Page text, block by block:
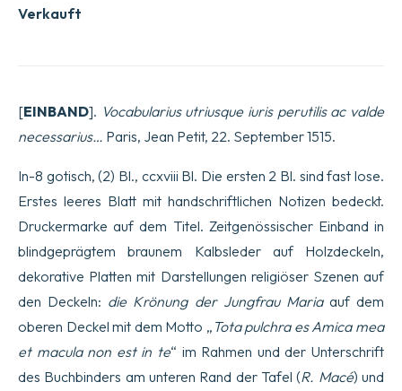
Verkauft
[EINBAND]. Vocabularius utriusque iuris perutilis ac valde
necessarius… Paris, Jean Petit, 22. September 1515.
In-8 gotisch, (2) Bl., ccxviii Bl. Die ersten 2 Bl. sind fast lose.
Erstes leeres Blatt mit handschriftlichen Notizen bedeckt.
Druckermarke auf dem Titel. Zeitgenössischer Einband in
blindgeprägtem braunem Kalbsleder auf Holzdeckeln,
dekorative Platten mit Darstellungen religiöser Szenen auf
den Deckeln: die Krönung der Jungfrau Mariaauf dem
oberen Deckel mit dem Motto „ Tota pulchra es Amica mea
et macula non est in te“ im Rahmen und der Unterschrift
des Buchbinders am unteren Rand der Tafel (R. Macé) und